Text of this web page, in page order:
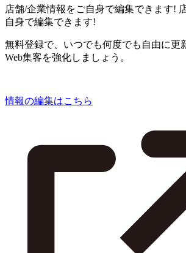
店舗/企業情報をご自身で編集できます!
自身で編集できます!
無料登録で、いつでも何度でも自由に更
Web集客を強化しましょう。
情報の編集はこちら